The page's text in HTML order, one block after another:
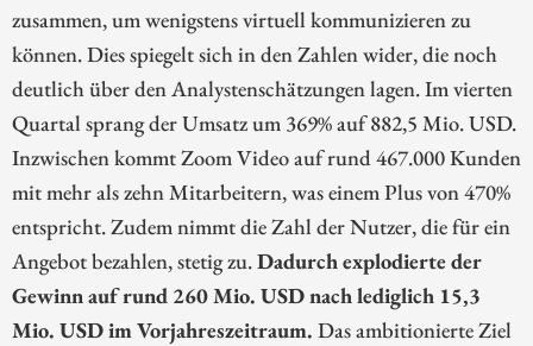
zusammen, um wenigstens virtuell kommunizieren zu
können. Dies spiegelt sich in den Zahlen wider, die noch
deutlich über den Analystenschätzungen lagen. Im vierten
Quartal sprang der Umsatz um 369% auf 882,5 Mio. USD.
Inzwischen kommt Zoom Video auf rund 467.000 Kunden
mit mehr als zehn Mitarbeitern, was einem Plus von 470%
entspricht. Zudem nimmt die Zahl der Nutzer, die für ein
Angebot bezahlen, stetig zu.Dadurch explodierte der
Gewinn auf rund 260 Mio. USD nach lediglich 15,3
Mio. USD im Vorjahreszeitraum. Das ambitionierte Ziel